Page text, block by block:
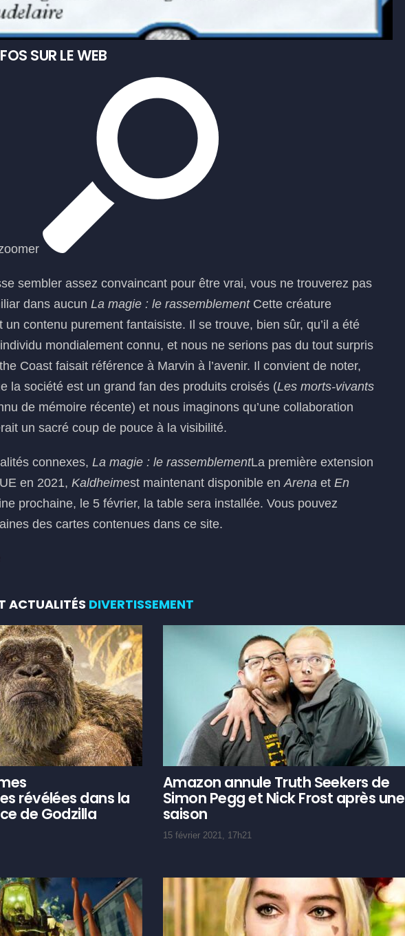
SUR LE WEB
sembler assez convaincant pour être vrai, vous ne trouverez pas
dans aucun La magie : le rassemblementCette créature
un contenu purement fantaisiste. Il se trouve, bien sûr, qu’il a été
mondialement connu, et nous ne serions pas du tout surpris
Coast faisait référence à Marvin à l’avenir. Il convient de noter,
la société est un grand fan des produits croisés (Les morts-vivants
de mémoire récente) et nous imaginons qu’une collaboration
un sacré coup de pouce à la visibilité.
connexes, La magie : le rassemblementLa première extension
en 2021, Kaldheimest maintenant disponible enArena et En
prochaine, le 5 février, la table sera installée. Vous pouvez
des cartes contenues dans ce site.
ACTUALITÉS DIVERTISSEMENT
révélées dans la
de Godzilla
Amazon annule Truth Seekers de
Simon Pegg et Nick Frost après une
saison
15 février 2021, 17h21